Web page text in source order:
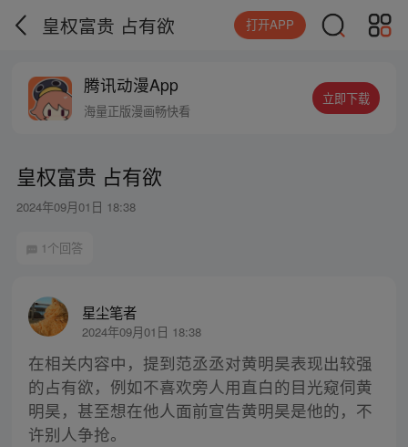
皇权富贵 占有欲 打开APP
腾讯动漫App
海量正版漫画畅快看
立即下载
皇权富贵 占有欲
2024年09月01日 18:38
1个回答
星尘笔者
2024年09月01日 18:38
在相关内容中，提到范丞丞对黄明昊表现出较强
的占有欲，例如不喜欢旁人用直白的目光窥伺黄
明昊，甚至想在他人面前宣告黄明昊是他的，不
许别人争抢。